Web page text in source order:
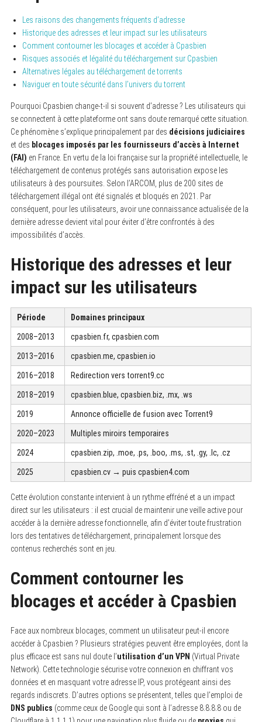
Les raisons des changements fréquents d’adresse
Historique des adresses et leur impact sur les utilisateurs
Comment contourner les blocages et accéder à Cpasbien
Risques associés et légalité du téléchargement sur Cpasbien
Alternatives légales au téléchargement de torrents
Naviguer en toute sécurité dans l’univers du torrent
Pourquoi Cpasbien change-t-il si souvent d’adresse ? Les utilisateurs qui
se connectent à cette plateforme ont sans doute remarqué cette situation.
Ce phénomène s’explique principalement par des décisions judiciaires
et des blocages imposés par les fournisseurs d’accès à Internet
(FAI) en France. En vertu de la loi française sur la propriété intellectuelle, le
téléchargement de contenus protégés sans autorisation expose les
utilisateurs à des poursuites. Selon l’ARCOM, plus de 200 sites de
téléchargement illégal ont été signalés et bloqués en 2021. Par
conséquent, pour les utilisateurs, avoir une connaissance actualisée de la
dernière adresse devient vital pour éviter d’être confrontés à des
impossibilités d’accès.
Historique des adresses et leur
impact sur les utilisateurs
Période Domaines principaux
2008–2013 cpasbien.fr, cpasbien.com
2013–2016 cpasbien.me, cpasbien.io
2016–2018 Redirection vers torrent9.cc
2018–2019 cpasbien.blue, cpasbien.biz, .mx, .ws
2019 Annonce officielle de fusion avec Torrent9
2020–2023 Multiples miroirs temporaires
2024 cpasbien.zip, .moe, .ps, .boo, .ms, .st, .gy, .lc, .cz
2025 cpasbien.cv → puis cpasbien4.com
Cette évolution constante intervient à un rythme effréné et a un impact
direct sur les utilisateurs : il est crucial de maintenir une veille active pour
accéder à la dernière adresse fonctionnelle, afin d’éviter toute frustration
lors des tentatives de téléchargement, principalement lorsque des
contenus recherchés sont en jeu.
Comment contourner les
blocages et accéder à Cpasbien
Face aux nombreux blocages, comment un utilisateur peut-il encore
accéder à Cpasbien ? Plusieurs stratégies peuvent être employées, dont la
plus efficace est sans nul doute l’utilisation d’un VPN (Virtual Private
Network). Cette technologie sécurise votre connexion en chiffrant vos
données et en masquant votre adresse IP, vous protégeant ainsi des
regards indiscrets. D’autres options se présentent, telles que l’emploi de
DNS publics (comme ceux de Google qui sont à l’adresse 8.8.8.8 ou de